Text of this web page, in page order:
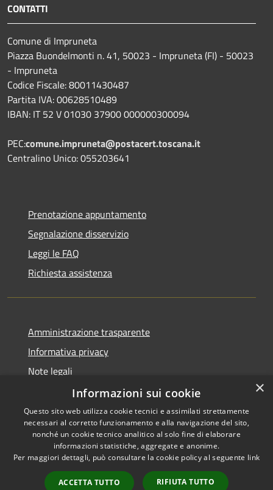
CONTATTI
Comune di Impruneta
Piazza Buondelmonti n. 41, 50023 - Impruneta (FI) - 50023
- Impruneta
Codice Fiscale: 80011430487
Partita IVA: 00628510489
IBAN: IT 52 V 01030 37900 000000300094
PEC:comune.impruneta@postacert.toscana.it
Centralino Unico: 055203641
Prenotazione appuntamento
Segnalazione disservizio
Leggi le FAQ
Richiesta assistenza
Amministrazione trasparente
Informativa privacy
Note legali
Dichiarazione di accessibilità
RSS
Accessibilità
Copyright © 2026 • Comune di
Municipium•
Accesso
×
Informazioni sui cookie
Questo sito web utilizza cookie tecnici e assimilati strettamente
necessari al corretto funzionamento e alla navigazione del sito,
nonché un cookie tecnico analitico al solo fine di elaborare
informazioni statistiche, aggregate e anonime.
Per maggiori dettagli, può consultare la cookie policy al seguente link
ACCETTA TUTTO RIFIUTA TUTTO